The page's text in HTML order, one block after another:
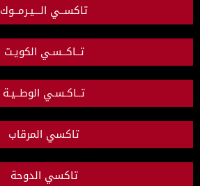
تاكســي الـــيـرمــوك
تــاكــسـي الكويـت
تــاكـسـي الوطــيـة
تاكسي المرقاب
تاكسي الدوحة